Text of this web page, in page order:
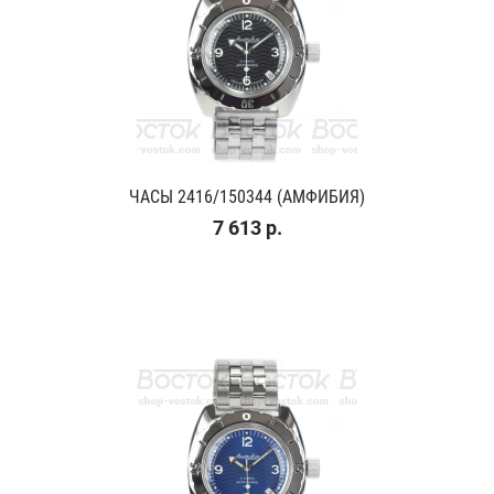
ЧАСЫ 2416/150344 (АМФИБИЯ)
7 613 р.